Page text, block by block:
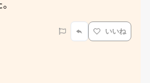
いいね